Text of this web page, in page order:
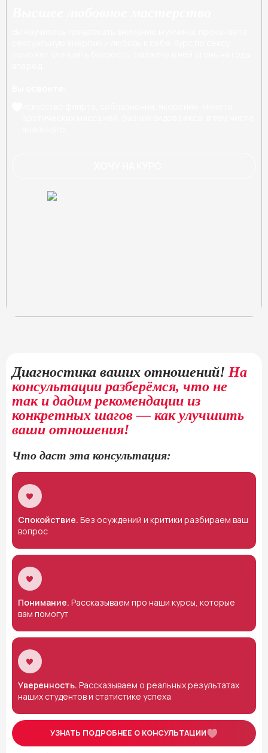
Диагностика ваших отношений! На
консультации разберёмся, что не
так и дадим рекомендации из
конкретных шагов — как улучшить
ваши отношения!
Что даст эта консультация:
Спокойствие. Без осуждений и критики разбираем ваш
вопрос
Понимание. Рассказываем про наши курсы, которые
вам помогут
Уверенность. Рассказываем о реальных результатах
наших студентов и статистике успеха
УЗНАТЬ ПОДРОБНЕЕ О КОНСУЛЬТАЦИИ